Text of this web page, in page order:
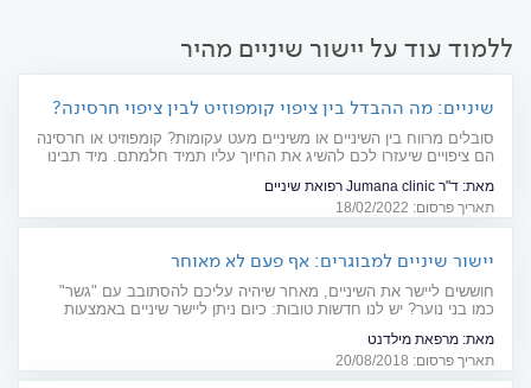
ללמוד עוד על יישור שיניים מהיר
שיניים: מה ההבדל בין ציפוי קומפוזיט לבין ציפוי חרסינה?
סובלים מרווח בין השיניים או משיניים מעט עקומות? קומפוזיט או חרסינה
הם ציפויים שיעזרו לכם להשיג את החיוך עליו תמיד חלמתם. מיד תבינו
מאת: ד"ר Jumana clinic רפואת שיניים
תאריך פרסום: 18/02/2022
יישור שיניים למבוגרים: אף פעם לא מאוחר
חוששים ליישר את השיניים, מאחר שיהיה עליכם להסתובב עם "גשר"
כמו בני נוער? יש לנו חדשות טובות: כיום ניתן ליישר שיניים באמצעות
להתנשק בחופשיות. ההתקן הדנטלי לא יפריע לכם...
מאת: מרפאת מילדנט
תאריך פרסום: 20/08/2018